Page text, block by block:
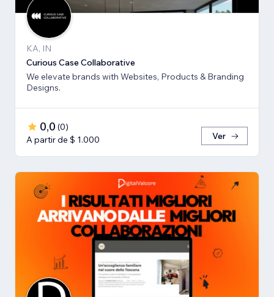
KA, IN
Curious Case Collaborative
We elevate brands with Websites, Products & Branding
Designs.
0,0 (0)
A partir de $ 1.000
Ver